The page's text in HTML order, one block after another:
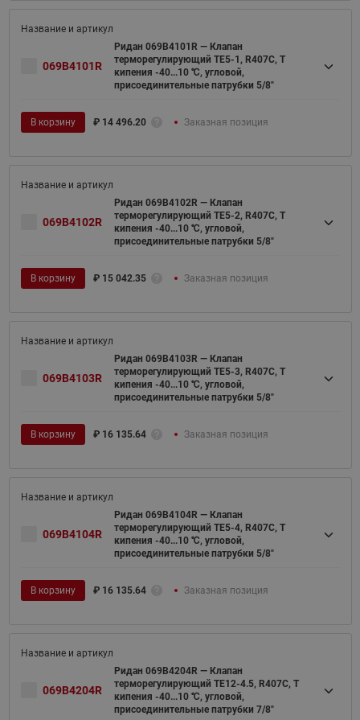
069B4101R
Ридан 069B4101R — Клапан
терморегулирующий TE5-1, R407C, T
кипения -40...10 ℃, угловой,
присоединительные патрубки 5/8"
В корзину ₽ 14 496.20 Заказная позиция
069B4102R
Ридан 069B4102R — Клапан
терморегулирующий TE5-2, R407C, T
кипения -40...10 ℃, угловой,
присоединительные патрубки 5/8"
В корзину ₽ 15 042.35 Заказная позиция
069B4103R
Ридан 069B4103R — Клапан
терморегулирующий TE5-3, R407C, T
кипения -40...10 ℃, угловой,
присоединительные патрубки 5/8"
В корзину ₽ 16 135.64 Заказная позиция
069B4104R
Ридан 069B4104R — Клапан
терморегулирующий TE5-4, R407C, T
кипения -40...10 ℃, угловой,
присоединительные патрубки 5/8"
В корзину ₽ 16 135.64 Заказная позиция
069B4204R
Ридан 069B4204R — Клапан
терморегулирующий TE12-4.5, R407C, T
кипения -40...10 ℃, угловой,
присоединительные патрубки 7/8"